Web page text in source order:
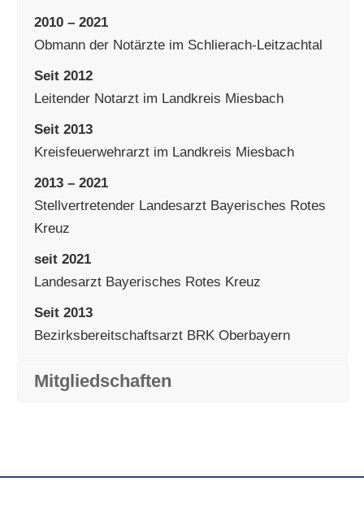
2010 – 2021
Obmann der Notärzte im Schlierach-Leitzachtal
Seit 2012
Leitender Notarzt im Landkreis Miesbach
Seit 2013
Kreisfeuerwehrarzt im Landkreis Miesbach
2013 – 2021
Stellvertretender Landesarzt Bayerisches Rotes
Kreuz
seit 2021
Landesarzt Bayerisches Rotes Kreuz
Seit 2013
Bezirksbereitschaftsarzt BRK Oberbayern
Mitgliedschaften